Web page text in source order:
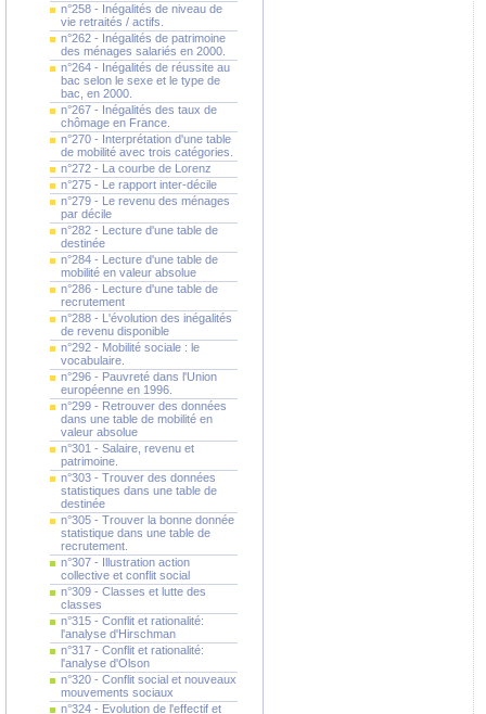
n°258 - Inégalités de niveau de
vie retraités / actifs.
n°262 - Inégalités de patrimoine
des ménages salariés en 2000.
n°264 - Inégalités de réussite au
bac selon le sexe et le type de
bac, en 2000.
n°267 - Inégalités des taux de
chômage en France.
n°270 - Interprétation d'une table
de mobilité avec trois catégories.
n°272 - La courbe de Lorenz
n°275 - Le rapport inter-décile
n°279 - Le revenu des ménages
par décile
n°282 - Lecture d'une table de
destinée
n°284 - Lecture d'une table de
mobilité en valeur absolue
n°286 - Lecture d'une table de
recrutement
n°288 - L'évolution des inégalités
de revenu disponible
n°292 - Mobilité sociale : le
vocabulaire.
n°296 - Pauvreté dans l'Union
européenne en 1996.
n°299 - Retrouver des données
dans une table de mobilité en
valeur absolue
n°301 - Salaire, revenu et
patrimoine.
n°303 - Trouver des données
statistiques dans une table de
destinée
n°305 - Trouver la bonne donnée
statistique dans une table de
recrutement.
n°307 - Illustration action
collective et conflit social
n°309 - Classes et lutte des
classes
n°315 - Conflit et rationalité:
l'analyse d'Hirschman
n°317 - Conflit et rationalité:
l'analyse d'Olson
n°320 - Conflit social et nouveaux
mouvements sociaux
n°324 - Evolution de l'effectif et